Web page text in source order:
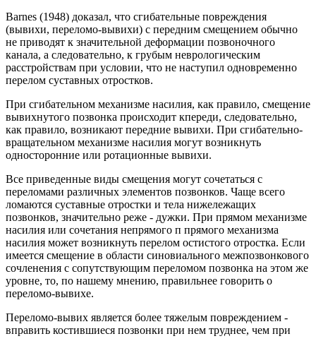
Barnes (1948) доказал, что сгибательные повреждения
(вывихи, переломо-вывихи) с передним смещением обычно
не приводят к значительной деформации позвоночного
канала, а следовательно, к грубым неврологическим
расстройствам при условии, что не наступил одновременно
перелом суставных отростков.
При сгибательном механизме насилия, как правило, смещение
вывихнутого позвонка происходит кпереди, следовательно,
как правило, возникают передние вывихи. При сгибательно-
вращательном механизме насилия могут возникнуть
односторонние или ротационные вывихи.
Все приведенные виды смещения могут сочетаться с
переломами различных элементов позвонков. Чаще всего
ломаются суставные отростки и тела нижележащих
позвонков, значительно реже - дужки. При прямом механизме
насилия или сочетания непрямого п прямого механизма
насилия может возникнуть перелом остистого отростка. Если
имеется смещение в области синовиального межпозвонкового
сочленения с сопутствующим переломом позвонка на этом же
уровне, то, по нашему мнению, правильнее говорить о
переломо-вывихе.
Переломо-вывих является более тяжелым повреждением -
вправить костившиеся позвонки при нем труднее, чем при